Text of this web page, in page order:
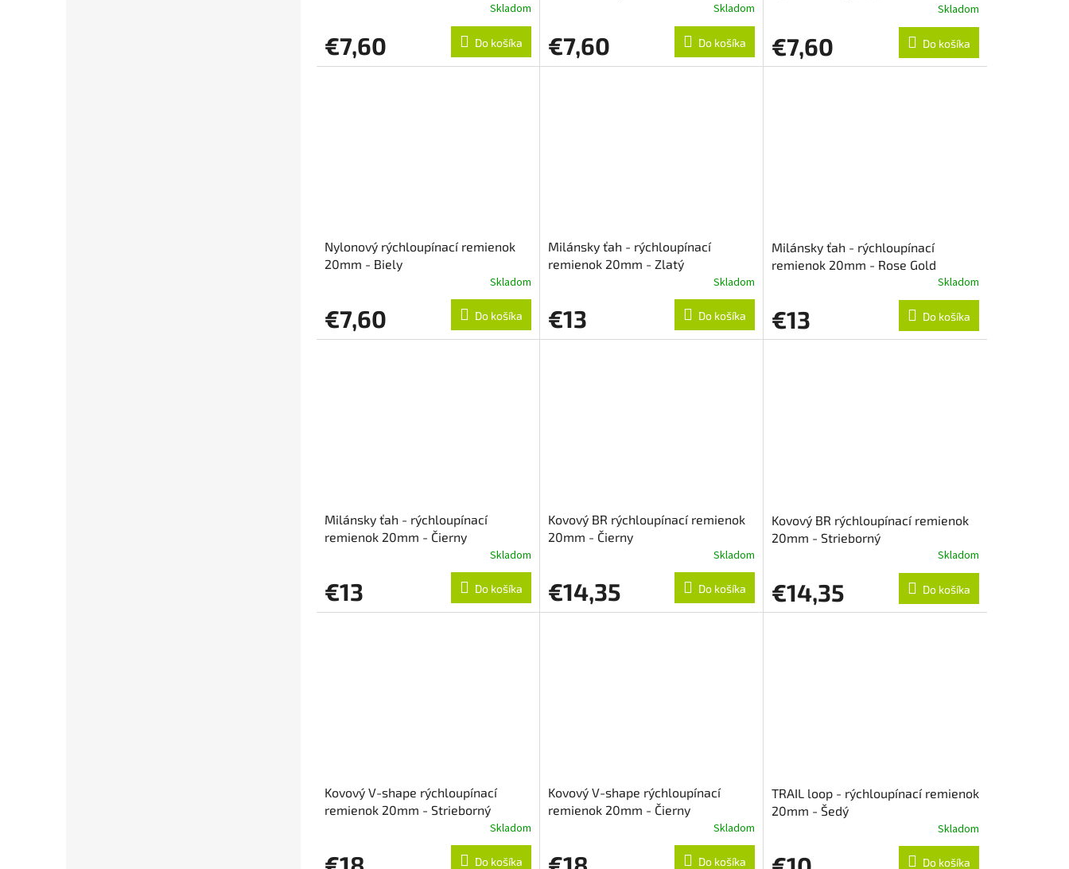
Skladom
€7,60 Do košíka
Skladom
€7,60 Do košíka
Skladom
€7,60 Do košíka
Nylonový rýchloupínací remienok
20mm - Biely
Skladom
€7,60 Do košíka
Milánsky ťah - rýchloupínací
remienok 20mm - Zlatý
Skladom
€13 Do košíka
Milánsky ťah - rýchloupínací
remienok 20mm - Rose Gold
Skladom
€13 Do košíka
Milánsky ťah - rýchloupínací
remienok 20mm - Čierny
Skladom
€13 Do košíka
Kovový BR rýchloupínací remienok
20mm - Čierny
Skladom
€14,35 Do košíka
Kovový BR rýchloupínací remienok
20mm - Strieborný
Skladom
€14,35 Do košíka
Kovový V-shape rýchloupínací
remienok 20mm - Strieborný
Skladom
Do košíka
Kovový V-shape rýchloupínací
remienok 20mm - Čierny
Skladom
Do košíka
TRAIL loop - rýchloupínací remienok
20mm - Šedý
Skladom
Do košíka